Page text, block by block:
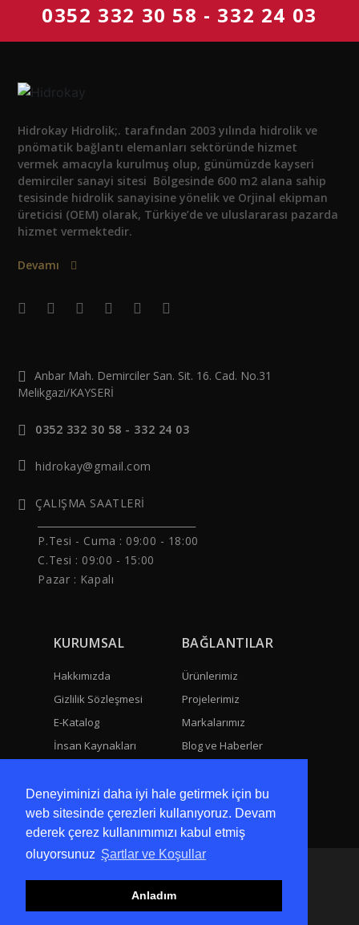
Deneyiminizi daha iyi hale getirmek için bu
web sitesinde çerezleri kullanıyoruz. Devam
ederek çerez kullanımımızı kabul etmiş
oluyorsunuz Şartlar ve Koşullar
Anladım
0352 332 30 58 - 332 24 03
Hidrokay Hidrolik;. tarafından 2003 yılında hidrolik ve
pnömatik bağlantı elemanları sektöründe hizmet
vermek amacıyla kurulmuş olup, günümüzde kayseri
demirciler sanayi sitesi Bölgesinde 600 m2 alana sahip
tesisinde hidrolik sanayisine yönelik ve Orjinal ekipman
üreticisi (OEM) olarak, Türkiye’de ve uluslararası pazarda
hizmet vermektedir.
Devamı
Anbar Mah. Demirciler San. Sit. 16. Cad. No.31
Melikgazi/KAYSERİ
0352 332 30 58 - 332 24 03
hidrokay@gmail.com
ÇALIŞMA SAATLERİ
P.Tesi - Cuma : 09:00 - 18:00
C.Tesi : 09:00 - 15:00
Pazar : Kapalı
KURUMSAL
Hakkımızda
Gizlilik Sözleşmesi
E-Katalog
İnsan Kaynakları
Bize Ulaşın
BAĞLANTILAR
Ürünlerimiz
Projelerimiz
Markalarımız
Blog ve Haberler
Video Galeri
Copyright 2020 All Right Reserved
Her Hakkı Saklıdır. Hiçbir şekilde kopyalanamaz.